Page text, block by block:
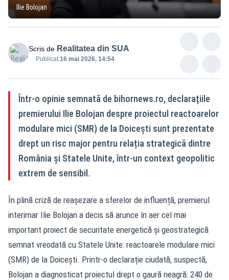
Ilie Bolojan
Scris de Realitatea din SUA
Publicat:16 mai 2026, 14:54
Într-o opinie semnată de bihornews.ro, declarațiile
premierului Ilie Bolojan despre proiectul reactoarelor
modulare mici (SMR) de la Doicești sunt prezentate
drept un risc major pentru relația strategică dintre
România și Statele Unite, într-un context geopolitic
extrem de sensibil.
În plină criză de reașezare a sferelor de influență, premierul
interimar Ilie Bolojan a decis să arunce în aer cel mai
important proiect de securitate energetică și geostrategică
semnat vreodată cu Statele Unite: reactoarele modulare mici
(SMR) de la Doicești. Printr-o declarație ciudată, suspectă,
Bolojan a diagnosticat proiectul drept o gaură neagră: 240 de